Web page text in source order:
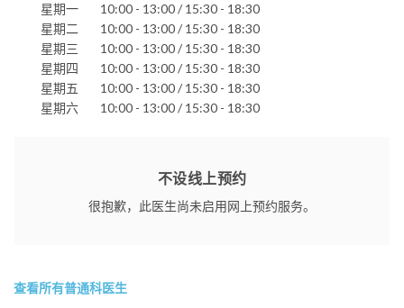
星期一
10:00 - 13:00 / 15:30 - 18:30
星期二
10:00 - 13:00 / 15:30 - 18:30
星期三
10:00 - 13:00 / 15:30 - 18:30
星期四
10:00 - 13:00 / 15:30 - 18:30
星期五
10:00 - 13:00 / 15:30 - 18:30
星期六
10:00 - 13:00 / 15:30 - 18:30
不设线上预约
很抱歉，此医生尚未启用网上预约服务。
查看所有普通科医生